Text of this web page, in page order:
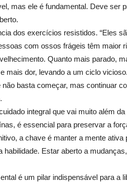
mas ele é fundamental. Deve ser
dos exercícios resistidos. “Eles
com ossos frágeis têm maior
Quanto mais parado,
mais dor, levando a um ciclo
basta começar, mas continuar
integral que vai muito além
é essencial para preservar a
a chave é manter a mente ativa
Estar aberto a
é um pilar indispensável para a